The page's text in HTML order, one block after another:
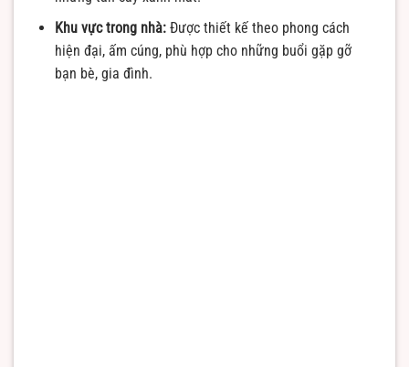
Khu vực trong nhà:Được thiết kế theo phong cách
hiện đại, ấm cúng, phù hợp cho những buổi gặp gỡ
bạn bè, gia đình.